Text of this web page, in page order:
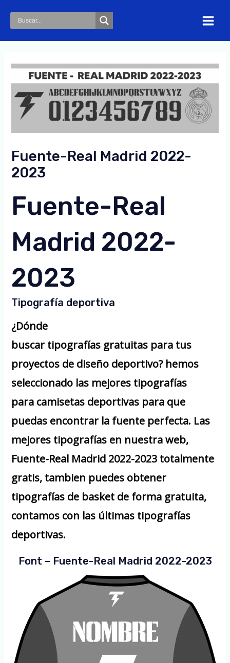
Main
Fuente-Real Madrid 2022-
2023
Fuente-Real
Madrid 2022-
2023
Tipografía deportiva
¿Dónde
buscar tipografías gratuitas para tus
proyectos de diseño deportivo? hemos
seleccionado las mejores tipografías
para camisetas deportivas para que
puedas encontrar la fuente perfecta. Las
mejores tipografías en nuestra web,
Fuente-Real Madrid 2022-2023 totalmente
gratis, tambien puedes obtener
tipografías de basket de forma gratuita,
contamos con las últimas tipografías
deportivas.
Font – Fuente-Real Madrid 2022-2023